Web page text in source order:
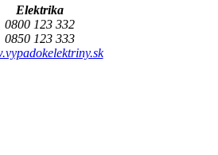
Elektrika
0800 123 332
0850 123 333